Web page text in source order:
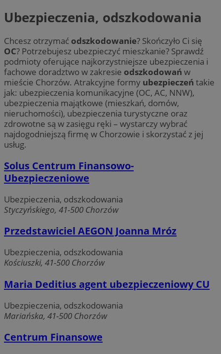
Ubezpieczenia, odszkodowania
Chcesz otrzymać odszkodowanie? Skończyło Ci się
OC? Potrzebujesz ubezpieczyć mieszkanie? Sprawdź
podmioty oferujące najkorzystniejsze ubezpieczenia i
fachowe doradztwo w zakresie odszkodowań w
mieście Chorzów. Atrakcyjne formy ubezpieczeń takie
jak: ubezpieczenia komunikacyjne (OC, AC, NNW),
ubezpieczenia majątkowe (mieszkań, domów,
nieruchomości), ubezpieczenia turystyczne oraz
zdrowotne są w zasięgu ręki – wystarczy wybrać
najdogodniejszą firmę w Chorzowie i skorzystać z jej
usług.
Solus Centrum Finansowo-
Ubezpieczeniowe
Ubezpieczenia, odszkodowania
Styczyńskiego, 41-500 Chorzów
Przedstawiciel AEGON Joanna Mróz
Ubezpieczenia, odszkodowania
Kościuszki, 41-500 Chorzów
Maria Deditius agent ubezpieczeniowy CU
Ubezpieczenia, odszkodowania
Mariańska, 41-500 Chorzów
Centrum Finansowe